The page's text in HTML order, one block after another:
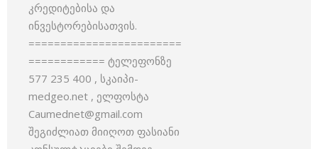
კრედიტებისა და
ინვესტორებისათვის.
========================
============ ტელეფონზე
577 235 400 , სკაიპი-
medgeo.net , ელფოსტა
Caumednet@gmail.com
შეგიძლიათ მიიღოთ ფასიანი